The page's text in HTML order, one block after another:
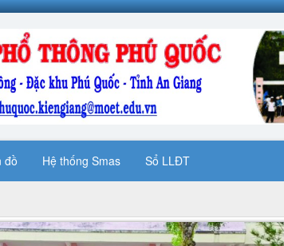
đồ Hệ thống Smas Sổ LLĐT